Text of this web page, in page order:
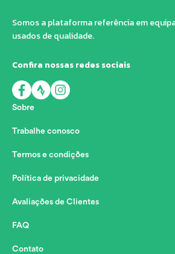
Somos a plataforma referência em
usados de qualidade.
Confira nossas redes sociais
Sobre
Trabalhe conosco
Termos e condições
Política de privacidade
Avaliações de Clientes
FAQ
Contato